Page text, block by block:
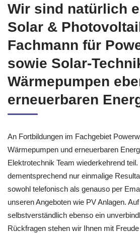
Wir sind natürlich
Solar &
Fachmann für
sowie Solar-
Wärmepumpen
erneuerbaren
An Fortbildungen im Fachgebiet
Wärmepumpen und erneuerbaren
Elektrotechnik Team wiederkehrend
dementsprechend nur einmalige
sowohl telefonisch als genauso per
unseren Angeboten wie PV Anlagen.
selbstverständlich ebenso ein
Rückfragen stehen wir Ihnen mit